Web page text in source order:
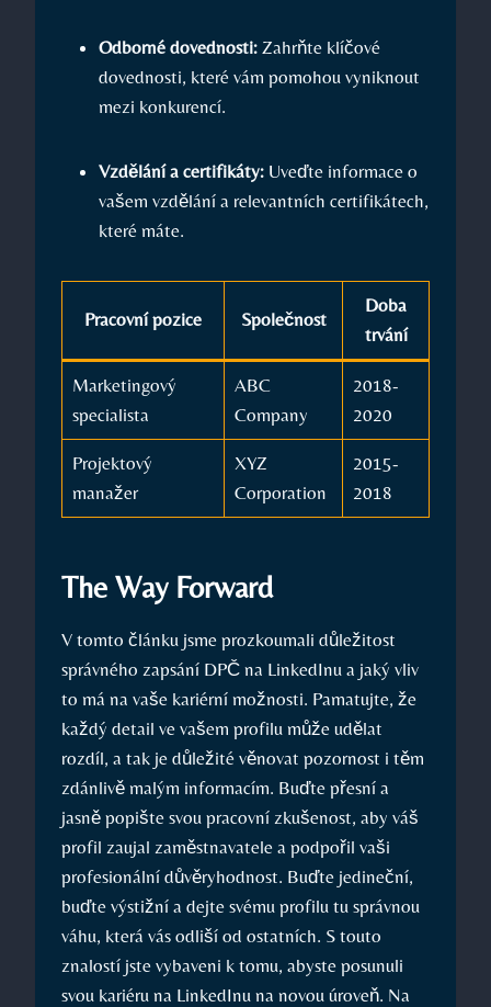
Odborné dovednosti: ​Zahrňte klíčové⁣
dovednosti,​ které vám pomohou ‍vyniknout
mezi konkurencí.
Vzdělání ​a certifikáty: Uveďte‌ informace‍ o
vašem vzdělání a relevantních ⁤certifikátech,
které ‍máte.
Pracovní pozice Společnost
Doba
trvání
Marketingový
specialista
ABC
Company
2018-
2020
Projektový
manažer
XYZ​
Corporation
2015-
2018
The Way Forward
V tomto článku jsme prozkoumali důležitost
správného zapsání DPČ na LinkedInu a jaký ⁣vliv ​
to má⁢ na‌ vaše⁣ kariérní možnosti. Pamatujte, že
každý detail ve vašem profilu⁣ může udělat
rozdíl, a tak ⁢je důležité věnovat ​pozornost i‌ těm
zdánlivě malým⁤ informacím. Buďte přesní ⁢a ​
jasně ​popište svou pracovní zkušenost,‌ aby ⁢váš
profil zaujal zaměstnavatele a podpořil vaši
profesionální důvěryhodnost. Buďte jedineční,
buďte‍ výstižní⁣ a‌ dejte svému profilu tu ⁣správnou
⁣váhu,⁤ která vás odliší od ostatních. ‌S touto‌
znalostí jste vybaveni k‌ tomu,⁤ abyste posunuli
svou ‌kariéru na LinkedInu na novou úroveň.‍ Na‍